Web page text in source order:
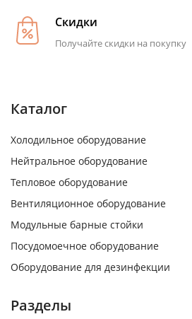
Скидки
Получайте скидки на покупку
Каталог
Холодильное оборудование
Нейтральное оборудование
Тепловое оборудование
Вентиляционное оборудование
Модульные барные стойки
Посудомоечное оборудование
Оборудование для дезинфекции
Разделы